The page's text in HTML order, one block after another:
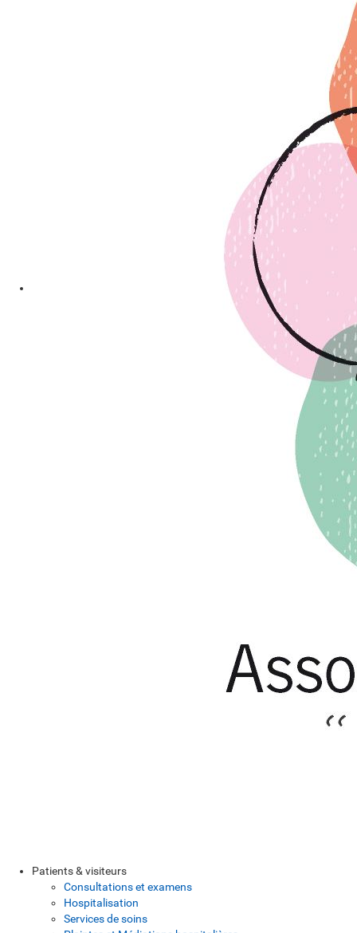
Patients & visiteurs
Consultations et examens
Hospitalisation
Services de soins